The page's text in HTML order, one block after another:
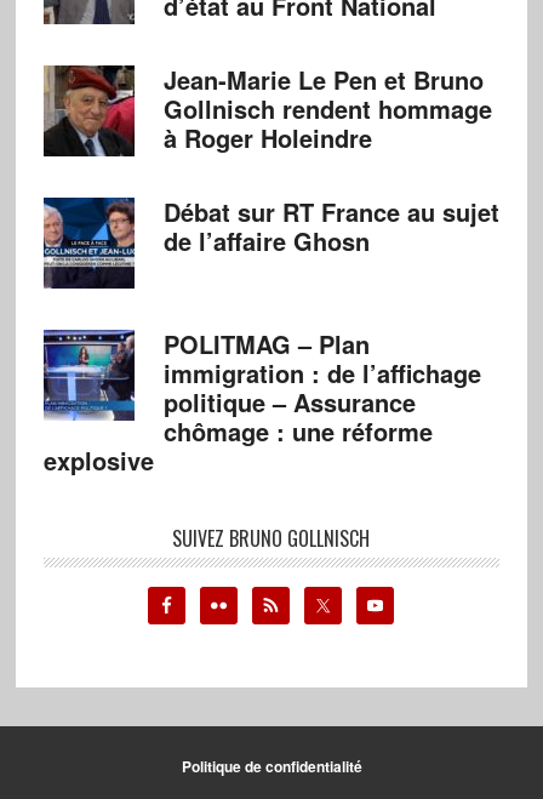
Jean-Marie Le Pen et Bruno
Gollnisch rendent hommage
à Roger Holeindre
Débat sur RT France au sujet
de l’affaire Ghosn
POLITMAG – Plan
immigration : de l’affichage
politique – Assurance
chômage : une réforme
explosive
SUIVEZ BRUNO GOLLNISCH
Politique de confidentialité